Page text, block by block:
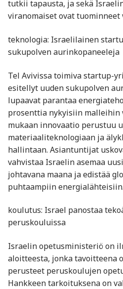
tutkii tapausta, ja sekä
viranomaiset ovat tuominneet
teknologia: Israelilainen
sukupolven aurinkopaneeleja
Tel Avivissa toimiva startup-
esitellyt uuden sukupolven
lupaavat parantaa
prosenttia nykyisiin malleihin
mukaan innovaatio perustuu
materiaaliteknologiaan ja
hallintaan. Asiantuntijat
vahvistaa Israelin asemaa
johtavana maana ja edistää
puhtaampiin energialähteisiin.
koulutus: Israel panostaa
peruskouluissa
Israelin opetusministeriö on
aloitteesta, jonka tavoitteena
perusteet peruskoulujen
Hankkeen tarkoituksena on